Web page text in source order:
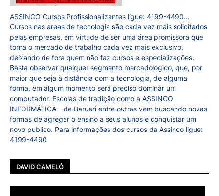
ASSINCO Cursos Profissionalizantes ligue: 4199-4490...
Cursos nas áreas de tecnologia são cada vez mais solicitados
pelas empresas, em virtude de ser uma área promissora que
torna o mercado de trabalho cada vez mais exclusivo,
deixando de fora quem não faz cursos e especializações.
Basta observar qualquer segmento mercadológico, que, por
maior que seja à distância com a tecnologia, de alguma
forma, em algum momento será preciso dominar um
computador. Escolas de tradição como a ASSINCO
INFORMÁTICA – de Barueri entre outras vem buscando novas
formas de agregar o ensino a seus alunos e conquistar um
novo publico. Para informações dos cursos da Assinco ligue:
4199-4490
DAVID CAMELÔ